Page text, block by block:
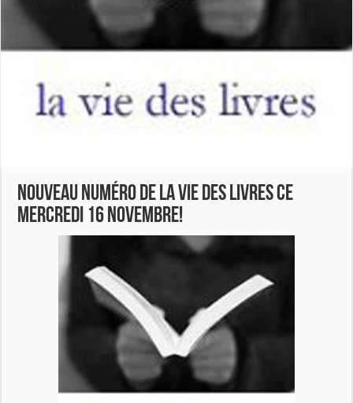
Nouveau numéro de La Vie des Livres ce
mercredi 16 novembre!